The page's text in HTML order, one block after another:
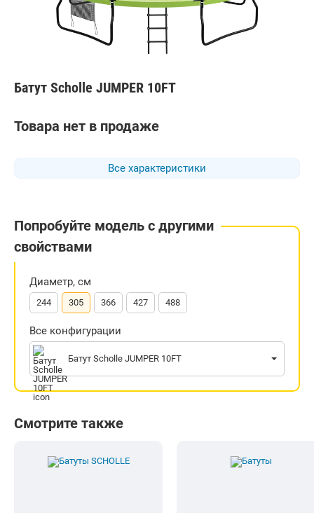
Батут Scholle JUMPER 10FT
Все характеристики
Товара нет в продаже
Попробуйте модель с другими
свойствами
Диаметр, см
244 305 366 427 488
Все конфигурации
Батут Scholle JUMPER 10FT
Смотрите также